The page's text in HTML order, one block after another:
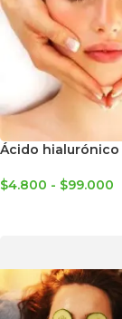
Ácido hialurónico
$4.800 - $99.000